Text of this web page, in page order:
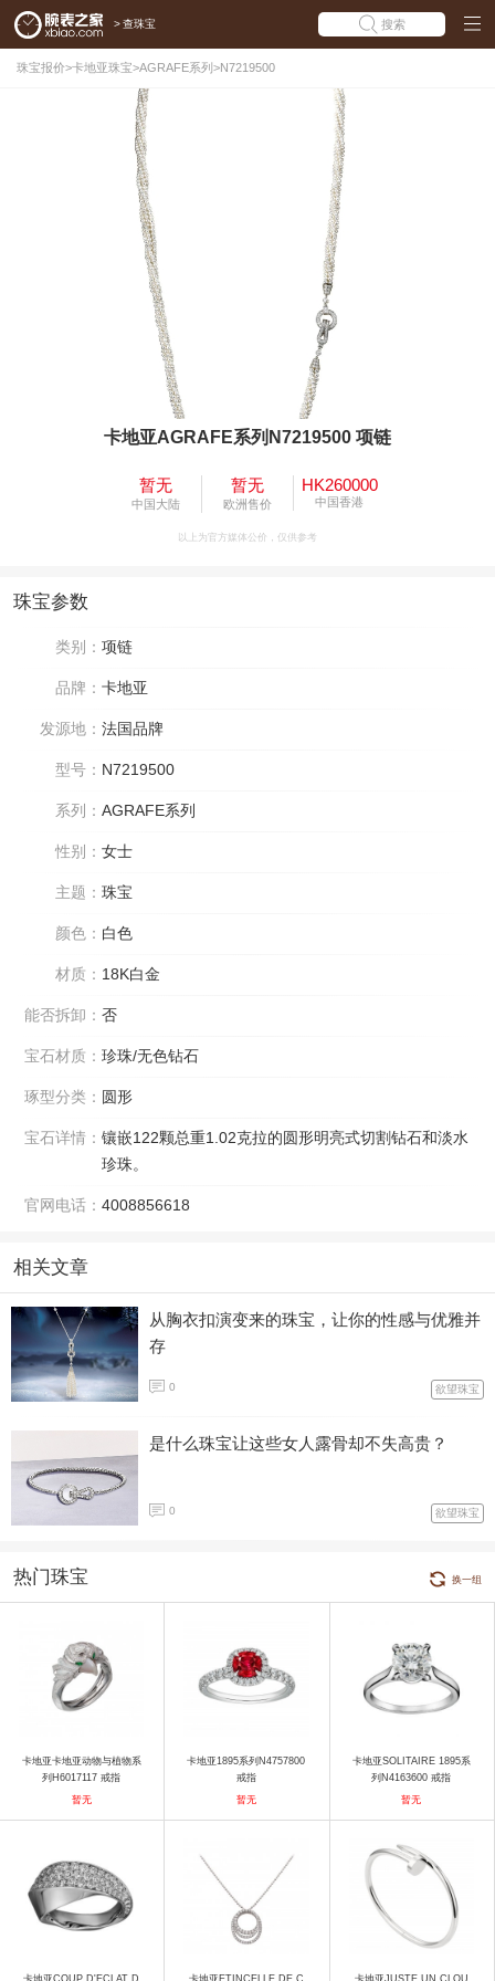
> 查珠宝 搜索
珠宝报价>卡地亚珠宝>AGRAFE系列 >N7219500
卡地亚AGRAFE系列N7219500 项链
暂无
中国大陆
暂无
欧洲售价
HK260000
中国香港
以上为官方媒体公价，仅供参考
珠宝参数
类别： 项链
品牌： 卡地亚
发源地： 法国品牌
型号： N7219500
系列： AGRAFE系列
性别： 女士
主题： 珠宝
颜色： 白色
材质： 18K白金
能否拆卸： 否
宝石材质： 珍珠/无色钻石
琢型分类： 圆形
宝石详情： 镶嵌122颗总重1.02克拉的圆形明亮式切割钻石和淡水
珍珠。
官网电话： 4008856618
相关文章
从胸衣扣演变来的珠宝，让你的性感与优雅并
存
0 欲望珠宝
是什么珠宝让这些女人露骨却不失高贵？
0 欲望珠宝
热门珠宝 换一组
卡地亚卡地亚动物与植物系
列H6017117 戒指
暂无
卡地亚1895系列N4757800
戒指
暂无
卡地亚SOLITAIRE 1895系
列N4163600 戒指
暂无